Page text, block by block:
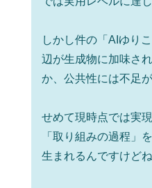
しかし件の「AIゆり
辺が生成物に加味さ
か、公共性には不足
せめて現時点では実
「取り組みの過程」
生まれるんですけどね